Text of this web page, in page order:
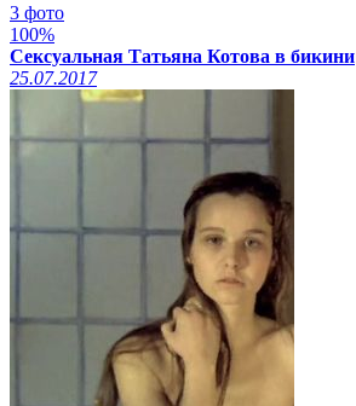
3 фото
100%
Сексуальная Татьяна Котова в бикини
25.07.2017